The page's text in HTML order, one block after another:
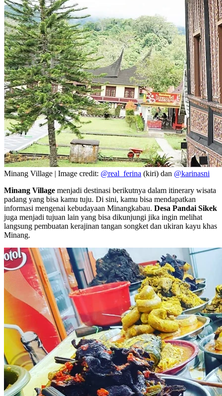
Minang Village | Image credit: @real_ferina (kiri) dan @karinasni
Minang Village menjadi destinasi berikutnya dalam itinerary wisata
padang yang bisa kamu tuju. Di sini, kamu bisa mendapatkan
informasi mengenai kebudayaan Minangkabau. Desa Pandai Sikek
juga menjadi tujuan lain yang bisa dikunjungi jika ingin melihat
langsung pembuatan kerajinan tangan songket dan ukiran kayu khas
Minang.